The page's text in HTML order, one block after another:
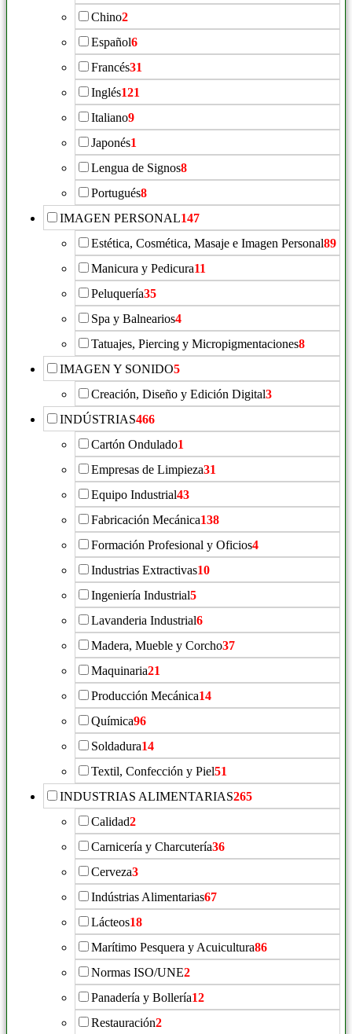
Chino2
Español6
Francés31
Inglés121
Italiano9
Japonés1
Lengua de Signos8
Portugués8
IMAGEN PERSONAL147
Estética, Cosmética, Masaje e Imagen Personal89
Manicura y Pedicura11
Peluquería35
Spa y Balnearios4
Tatuajes, Piercing y Micropigmentaciones8
IMAGEN Y SONIDO5
Creación, Diseño y Edición Digital3
INDÚSTRIAS466
Cartón Ondulado1
Empresas de Limpieza31
Equipo Industrial43
Fabricación Mecánica138
Formación Profesional y Oficios4
Industrias Extractivas10
Ingeniería Industrial5
Lavanderia Industrial6
Madera, Mueble y Corcho37
Maquinaria21
Producción Mecánica14
Química96
Soldadura14
Textil, Confección y Piel51
INDUSTRIAS ALIMENTARIAS265
Calidad2
Carnicería y Charcutería36
Cerveza3
Indústrias Alimentarias67
Lácteos18
Marítimo Pesquera y Acuicultura86
Normas ISO/UNE2
Panadería y Bollería12
Restauración2